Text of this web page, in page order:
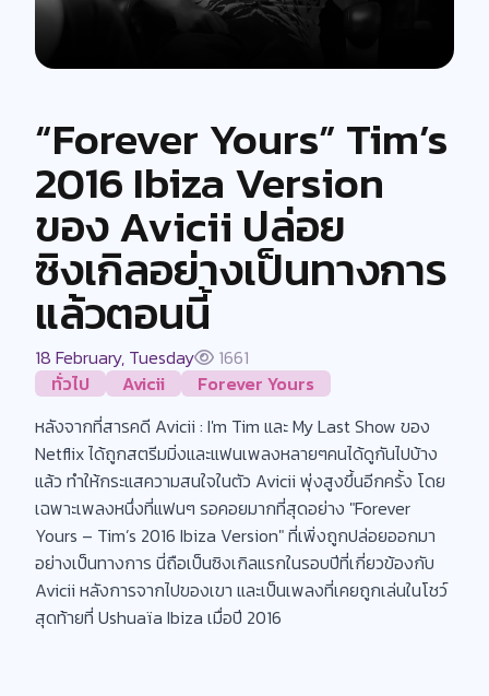
“Forever Yours” Tim’s
2016 Ibiza Version
ของ Avicii ปล่อย
ซิงเกิลอย่างเป็นทางการ
แล้วตอนนี้
18 February, Tuesday
1661
ทั่วไป
Avicii
Forever Yours
หลังจากที่สารคดี Avicii : I'm Tim และ My Last Show ของ
Netflix ได้ถูกสตรีมมิ่งและแฟนเพลงหลายๆคนได้ดูกันไปบ้าง
แล้ว ทำให้กระแสความสนใจในตัว Avicii พุ่งสูงขึ้นอีกครั้ง โดย
เฉพาะเพลงหนึ่งที่แฟนๆ รอคอยมากที่สุดอย่าง "Forever
Yours – Tim’s 2016 Ibiza Version" ที่เพิ่งถูกปล่อยออกมา
อย่างเป็นทางการ นี่ถือเป็นซิงเกิลแรกในรอบปีที่เกี่ยวข้องกับ
Avicii หลังการจากไปของเขา และเป็นเพลงที่เคยถูกเล่นในโชว์
สุดท้ายที่ Ushuaïa Ibiza เมื่อปี 2016